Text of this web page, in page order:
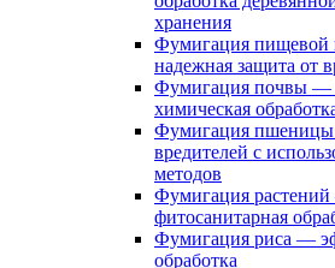
хранения
Фумигация
надежная защита от
Фумигация почвы —
химическая
Фумигация пшеницы
вредителей с
методов
Фумигация
фитосанитарная
Фумигация риса —
обработка